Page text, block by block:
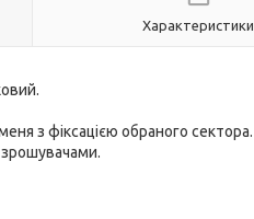
Характеристики
з фіксацією обраного сектора.